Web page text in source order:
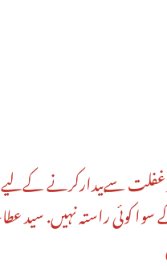
سےبیدارکرنے
کوئی راستہ نہیں. سید